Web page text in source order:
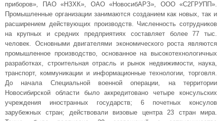
приборов», ПАО «НЗХК», ОАО «НовосибАРЗ», ООО «С2ГРУПП».
Промышленные организации занимаются созданием как новых, так и
расширением действующих производств. Численность сотрудников
на крупных и средних предприятиях составляет более 77 тыс.
человек. Основными двигателями экономического роста являются
промышленное производство, основанное на высокотехнологичных
разработках, строительная отрасль и рынок недвижимости, наука,
транспорт, коммуникации и информационные технологии, торговля.
До начала Специальной военной операции, на территории
Новосибирской области было аккредитовано четыре консульских
учреждения иностранных государств; 6 почетных консулов
зарубежных стран; действовали визовые центра 23 стран мира.